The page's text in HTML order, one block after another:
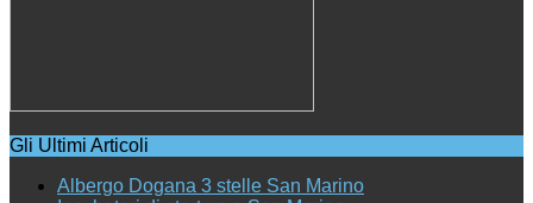
Gli Ultimi Articoli
Albergo Dogana 3 stelle San Marino